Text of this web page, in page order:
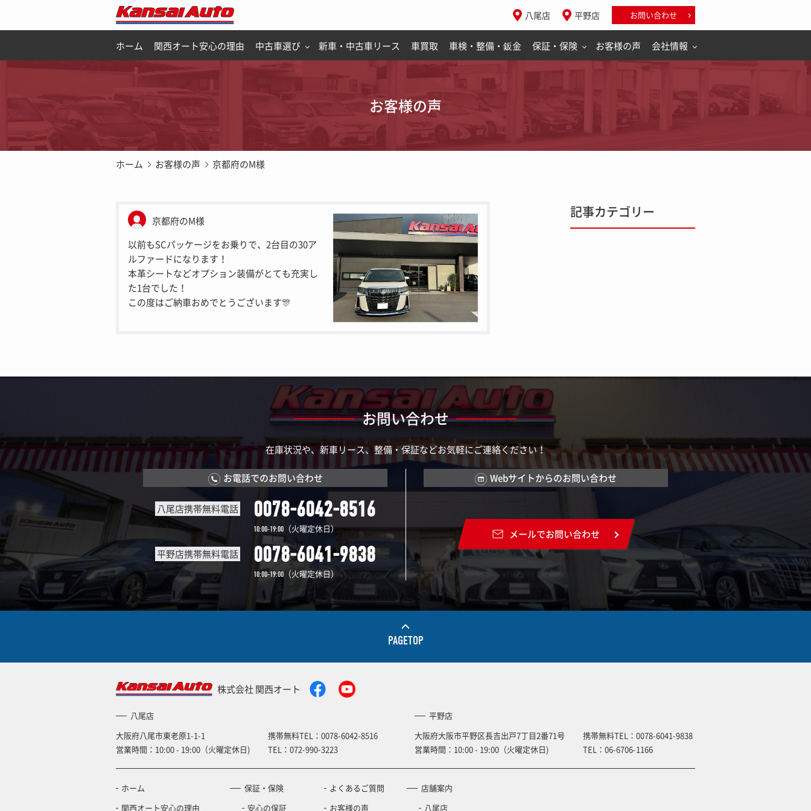
八尾店 平野店 お問い合わせ
ホーム 関西オート安心の理由 中古車選び 新車・中古車リース 車買取 車検・整備・鈑金 保証・保険 お客様の声 会社情報
お客様の声
ホーム お客様の声 京都府のM様
京都府のM様
以前もSCパッケージをお乗りで、2台目の30ア
ルファードになります！
本革シートなどオプション装備がとても充実し
た1台でした！
この度はご納車おめでとうございます🎊
記事カテゴリー
お問い合わせ
在庫状況や、新車リース、整備・保証などお気軽にご連絡ください！
お電話でのお問い合わせ
八尾店携帯無料電話 0078-6042-8516
10:00-19:00 （火曜定休日）
平野店携帯無料電話 0078-6041-9838
10:00-19:00 （火曜定休日）
Webサイトからのお問い合わせ
メールでお問い合わせ
PAGETOP
株式会社 関西オート
八尾店
大阪府八尾市東老原1-1-1
営業時間：10:00 - 19:00（火曜定休日)
携帯無料TEL： 0078-6042-8516
TEL： 072-990-3223
平野店
大阪府大阪市平野区長吉出戸7丁目2番71号
営業時間：10:00 - 19:00（火曜定休日)
携帯無料TEL： 0078-6041-9838
TEL： 06-6706-1166
ホーム
関西オート安心の理由
保証・保険
安心の保証
よくあるご質問
お客様の声
店舗案内
八尾店